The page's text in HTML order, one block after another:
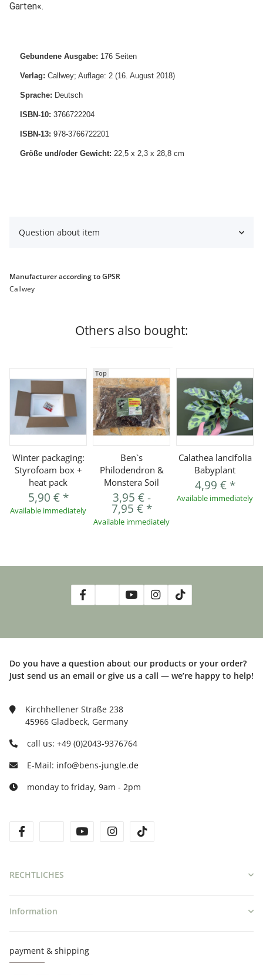
Garten«.
Gebundene Ausgabe: 176 Seiten
Verlag: Callwey; Auflage: 2 (16. August 2018)
Sprache: Deutsch
ISBN-10: 3766722204
ISBN-13: 978-3766722201
Größe und/oder Gewicht: 22,5 x 2,3 x 28,8 cm
Question about item
Manufacturer according to GPSR
Callwey
Others also bought:
Winter packaging:
Styrofoam box +
heat pack
5,90 € *
Available immediately
Top
Ben`s
Philodendron &
Monstera Soil
3,95 €-
7,95 € *
Available immediately
Calathea lancifolia
Babyplant
4,99 € *
Available immediately
Do you have a question about our products or your order?
Just send us an email or give us a call — we’re happy to help!
Kirchhellener Straße 238
45966 Gladbeck, Germany
call us: +49 (0)2043-9376764
E-Mail: info@bens-jungle.de
monday to friday, 9am - 2pm
twitteryoutube instagram
RECHTLICHES
Information
payment & shipping